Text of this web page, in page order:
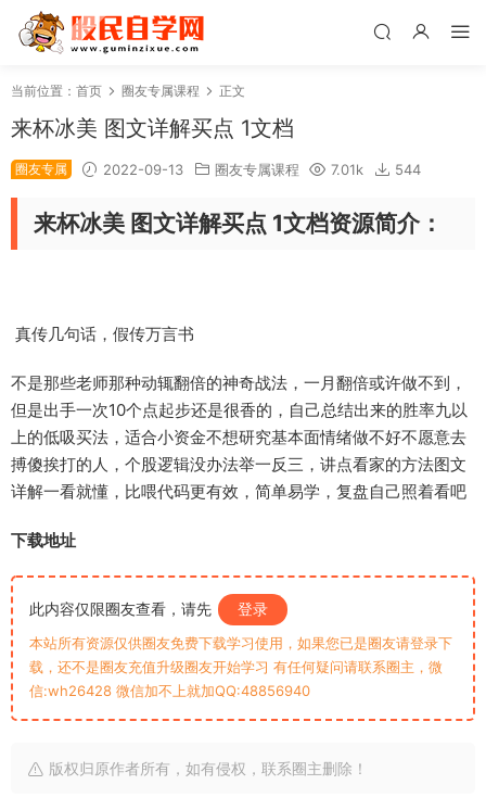
当前位置： 首页 圈友专属课程 正文
来杯冰美 图文详解买点 1文档
圈友专属 2022-09-13 圈友专属课程 7.01k 544
来杯冰美 图文详解买点 1文档资源简介：
真传几句话，假传万言书
不是那些老师那种动辄翻倍的神奇战法，一月翻倍或许做不到，
但是出手一次10个点起步还是很香的，自己总结出来的胜率九以
上的低吸买法，适合小资金不想研究基本面情绪做不好不愿意去
搏傻挨打的人，个股逻辑没办法举一反三，讲点看家的方法图文
详解一看就懂，比喂代码更有效，简单易学，复盘自己照着看吧
下载地址
此内容仅限圈友查看，请先 登录
本站所有资源仅供圈友免费下载学习使用，如果您已是圈友请登录下
载，还不是圈友充值升级圈友开始学习 有任何疑问请联系圈主，微
信:wh26428 微信加不上就加QQ:48856940
版权归原作者所有，如有侵权，联系圈主删除！